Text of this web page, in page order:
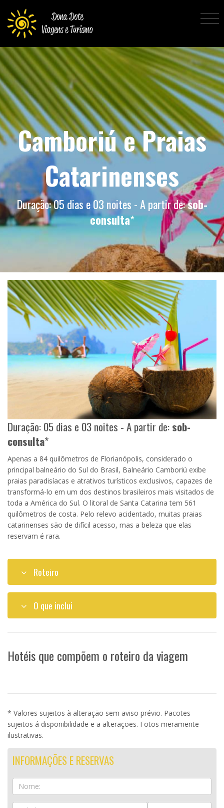
Camboriú e Praias
Catarinenses
Duração: 05 dias e 03 noites - A partir de:sob-
consulta*
Duração: 05 dias e 03 noites - A partir de:sob-
consulta*
Apenas a 84 quilômetros de Florianópolis, considerado o
principal balneário do Sul do Brasil, Balneário Camboriú exibe
praias paradisíacas e atrativos turísticos exclusivos, capazes de
transformá-lo em um dos destinos brasileiros mais visitados de
toda a América do Sul. O litoral de Santa Catarina tem 561
quilômetros de costa. Pelo relevo acidentado, muitas praias
catarinenses são de difícil acesso, mas a beleza que elas
reservam é rara.
Roteiro
O que inclui
Hotéis que compõem o roteiro da viagem
* Valores sujeitos à alteração sem aviso prévio. Pacotes
sujeitos á disponibilidade e a alterações. Fotos meramente
ilustrativas.
INFORMAÇÕES E RESERVAS